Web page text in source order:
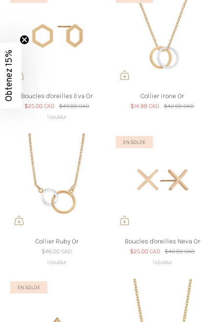
Boucles d'oreilles Eva Or
$25.00 CAD $40.00 CAD
1 couleur
Collier Irone Or
$14.99 CAD $42.00 CAD
Collier Ruby Or
$46.00 CAD
1 couleur
EN SOLDE
Boucles d'oreilles Neva Or
$25.00 CAD $40.00 CAD
1 couleur
EN SOLDE
Obtenez 15%